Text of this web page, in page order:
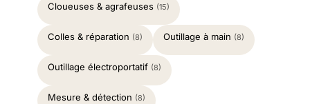
Cloueuses & agrafeuses (15)
Colles & réparation (8) Outillage à main (8)
Outillage électroportatif (8)
Mesure & détection (8)